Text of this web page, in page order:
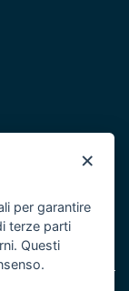
2014/2020 -
×
per garantire
terze parti
Questi